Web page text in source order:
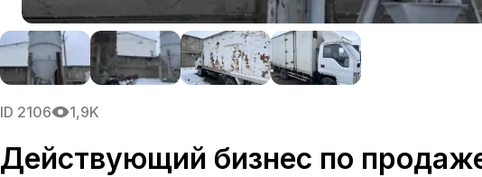
ID 2106 1,9K
Действующий бизнес по